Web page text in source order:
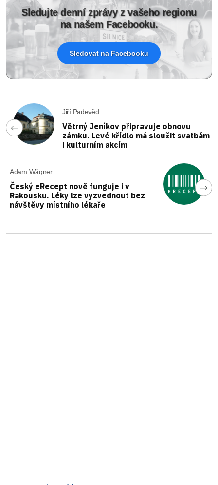
Sledujte denní zprávy z vašeho regionu
na našem Facebooku.
Sledovat na Facebooku
Jiří Padevěd
Větrný Jeníkov připravuje obnovu
zámku. Levé křídlo má sloužit svatbám
i kulturním akcím
Adam Wágner
Český eRecept nově funguje i v
Rakousku. Léky lze vyzvednout bez
návštěvy místního lékaře